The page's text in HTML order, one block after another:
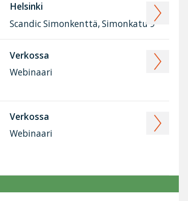
Helsinki
Scandic Simonkenttä, Simonkatu 9
Verkossa
Webinaari
Verkossa
Webinaari